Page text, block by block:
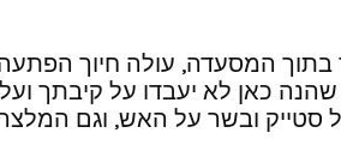
המסעדה, עולה חיוך הפתעה
כאן לא יעבדו על קיבתך ועל
סטייק ובשר על האש, וגם